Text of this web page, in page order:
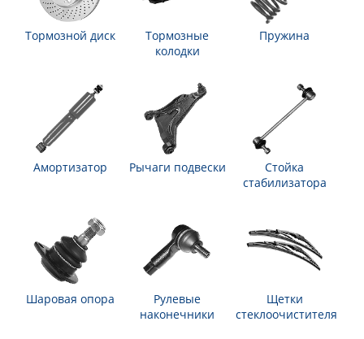
Тормозной диск
Тормозные
колодки
Пружина
Амортизатор Рычаги подвески
Стойка
стабилизатора
Шаровая опора
Рулевые
наконечники
Щетки
стеклоочистителя